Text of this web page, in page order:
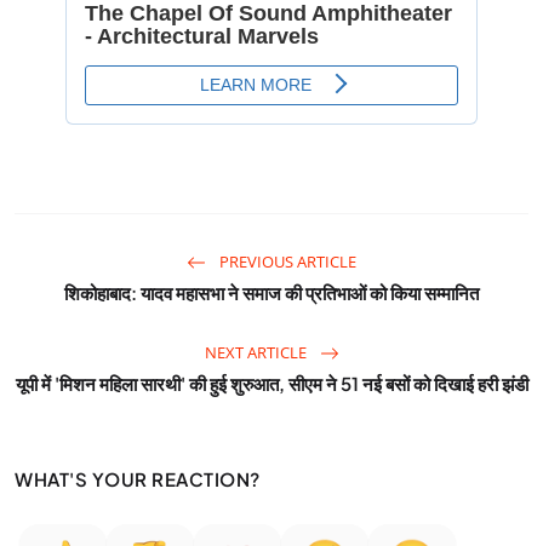
PREVIOUS ARTICLE
शिकोहाबाद: यादव महासभा ने समाज की प्रतिभाओं को किया सम्मानित
NEXT ARTICLE
यूपी में 'मिशन महिला सारथी' की हुई शुरुआत, सीएम ने 51 नई बसों को दिखाई हरी झंडी
WHAT'S YOUR REACTION?